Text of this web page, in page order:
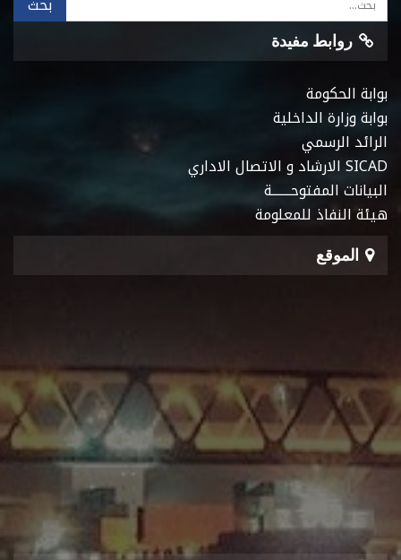
روابط مفيدة
بوابة الحكومة
بوابة وزارة الداخلية
الرائد الرسمي
SICAD الارشاد و الاتصال الاداري
البيانات المفتوحـــــــة
هيئة النفاذ للمعلومة
الموقع